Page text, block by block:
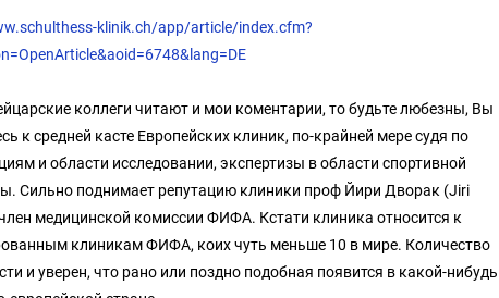
klinik.ch/app/article/index.cfm?
коллеги читают и мои коментарии, то будьте любезны, Вы
к средней касте Европейских клиник, по-крайней мере судя по
и области исследовании, экспертизы в области спортивной
Сильно поднимает репутацию клиники проф Йири Дворак (Jiri
медицинской комиссии ФИФА. Кстати клиника относится к
клиникам ФИФА, коих чуть меньше 10 в мире. Количество
и уверен, что рано или поздно подобная появится в какой-нибудь